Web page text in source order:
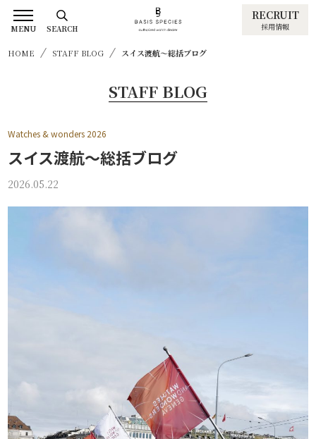
RECRUIT
採用情報
HOME STAFF BLOG スイス渡航～総括ブログ
STAFF BLOG
Watches & wonders 2026
スイス渡航～総括ブログ
2026.05.22
MENU SEARCH